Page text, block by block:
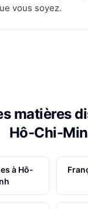
vous soyez.
matières
Hô-Chi-
à Hô-